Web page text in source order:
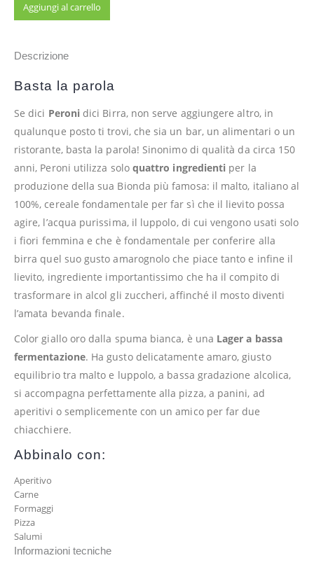
Aggiungi al carrello
Descrizione
Basta la parola
Se dici Peronidici Birra, non serve aggiungere altro, in
qualunque posto ti trovi, che sia un bar, un alimentari o un
ristorante, basta la parola! Sinonimo di qualità da circa 150
anni, Peroni utilizza solo quattro ingredienti per la
produzione della sua Bionda più famosa: il malto, italiano al
100%, cereale fondamentale per far sì che il lievito possa
agire, l’acqua purissima, il luppolo, di cui vengono usati solo
i fiori femmina e che è fondamentale per conferire alla
birra quel suo gusto amarognolo che piace tanto e infine il
lievito, ingrediente importantissimo che ha il compito di
trasformare in alcol gli zuccheri, affinché il mosto diventi
l’amata bevanda finale.
Color giallo oro dalla spuma bianca, è una Lager a bassa
fermentazione. Ha gusto delicatamente amaro, giusto
equilibrio tra malto e luppolo, a bassa gradazione alcolica,
si accompagna perfettamente alla pizza, a panini, ad
aperitivi o semplicemente con un amico per far due
chiacchiere.
Abbinalo con:
Aperitivo
Carne
Formaggi
Pizza
Salumi
Informazioni tecniche